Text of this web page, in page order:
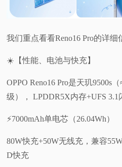
我们重点看看Reno16 Pro的详细
☀️【性能、电池与快充】
OPPO Reno16 Pro是天玑9500s
级）， LPDDR5X内存+UFS 3.1
⚡7000mAh单电芯（26.04Wh）
80W快充+50W无线充，兼容
D快充